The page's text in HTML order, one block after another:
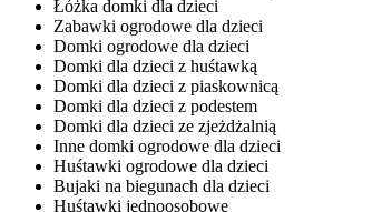
Łóżka domki dla dzieci
Zabawki ogrodowe dla dzieci
Domki ogrodowe dla dzieci
Domki dla dzieci z huśtawką
Domki dla dzieci z piaskownicą
Domki dla dzieci z podestem
Domki dla dzieci ze zjeżdżalnią
Inne domki ogrodowe dla dzieci
Huśtawki ogrodowe dla dzieci
Bujaki na biegunach dla dzieci
Huśtawki jednoosobowe